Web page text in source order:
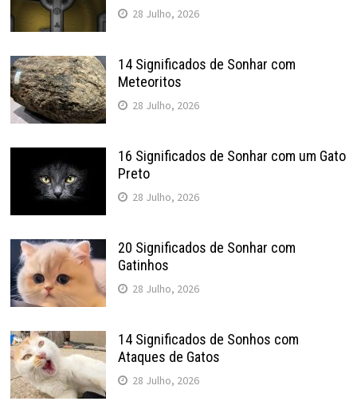
28 Julho, 2026
14 Significados de Sonhar com
Meteoritos
28 Julho, 2026
16 Significados de Sonhar com um Gato
Preto
28 Julho, 2026
20 Significados de Sonhar com
Gatinhos
28 Julho, 2026
14 Significados de Sonhos com
Ataques de Gatos
28 Julho, 2026